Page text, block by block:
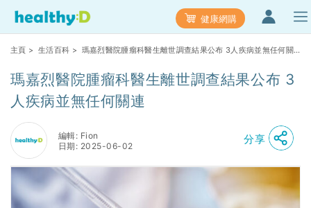
健康網購
主頁 > 生活百科 > 瑪嘉烈醫院腫瘤科醫生離世調查結果公布 3人疾病並無任何關
瑪嘉烈醫院腫瘤科醫生離世調查結果公布 3
人疾病並無任何關連
編輯: Fion
日期: 2025-06-02
分享